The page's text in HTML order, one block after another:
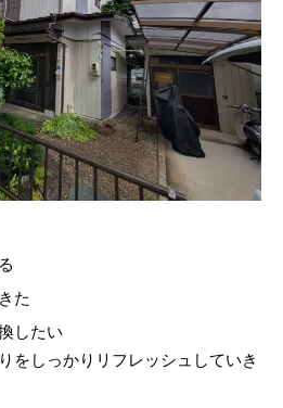
た
したい
をしっかりリフレッシュしていき